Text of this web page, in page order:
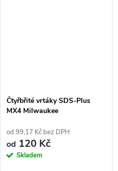
Čtyřbřité vrtáky SDS-Plus
MX4 Milwaukee
od 99,17 Kč bez DPH
od 120 Kč
Skladem